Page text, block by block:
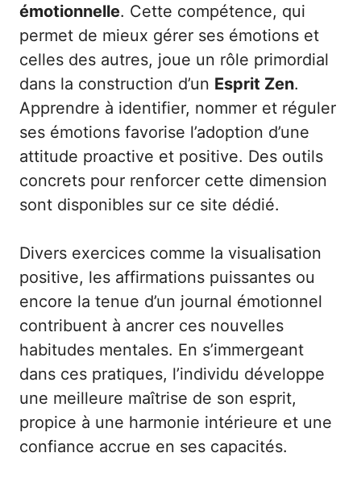
émotionnelle. Cette compétence, qui
permet de mieux gérer ses émotions et
celles des autres, joue un rôle primordial
dans la construction d’un Esprit Zen.
Apprendre à identifier, nommer et réguler
ses émotions favorise l’adoption d’une
attitude proactive et positive. Des outils
concrets pour renforcer cette dimension
sont disponibles sur ce site dédié.
Divers exercices comme la visualisation
positive, les affirmations puissantes ou
encore la tenue d’un journal émotionnel
contribuent à ancrer ces nouvelles
habitudes mentales. En s’immergeant
dans ces pratiques, l’individu développe
une meilleure maîtrise de son esprit,
propice à une harmonie intérieure et une
confiance accrue en ses capacités.